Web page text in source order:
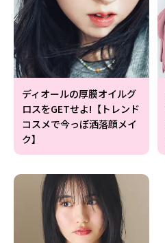
ディオールの厚膜オイルグ
ロスをGETせよ!【トレンド
コスメで今っぽ洒落顔メイ
ク】